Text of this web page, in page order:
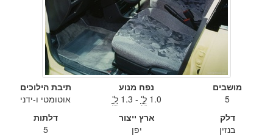
מושבים
5
נפח מנוע
1.0 ל' - 1.3 ל'
תיבת הילוכים
אוטומטי ו-ידני
דלק
בנזין
ארץ ייצור
יפן
דלתות
5